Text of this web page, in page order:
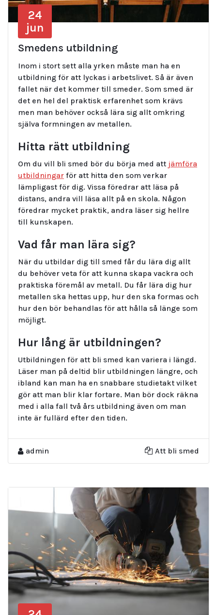
24
jun
Smedens utbildning
Inom i stort sett alla yrken måste man ha en
utbildning för att lyckas i arbetslivet. Så är även
fallet när det kommer till smeder. Som smed är
det en hel del praktisk erfarenhet som krävs
men man behöver också lära sig allt omkring
själva formningen av metallen.
Hitta rätt utbildning
Om du vill bli smed bör du börja med att jämföra
utbildningar för att hitta den som verkar
lämpligast för dig. Vissa föredrar att läsa på
distans, andra vill läsa allt på en skola. Någon
föredrar mycket praktik, andra läser sig hellre
till kunskapen.
Vad får man lära sig?
När du utbildar dig till smed får du lära dig allt
du behöver veta för att kunna skapa vackra och
praktiska föremål av metall. Du får lära dig hur
metallen ska hettas upp, hur den ska formas och
hur den bör behandlas för att hålla så länge som
möjligt.
Hur lång är utbildningen?
Utbildningen för att bli smed kan variera i längd.
Läser man på deltid blir utbildningen längre, och
ibland kan man ha en snabbare studietakt vilket
gör att man blir klar fortare. Man bör dock räkna
med i alla fall två års utbildning även om man
inte är fullärd efter den tiden.
admin Att bli smed